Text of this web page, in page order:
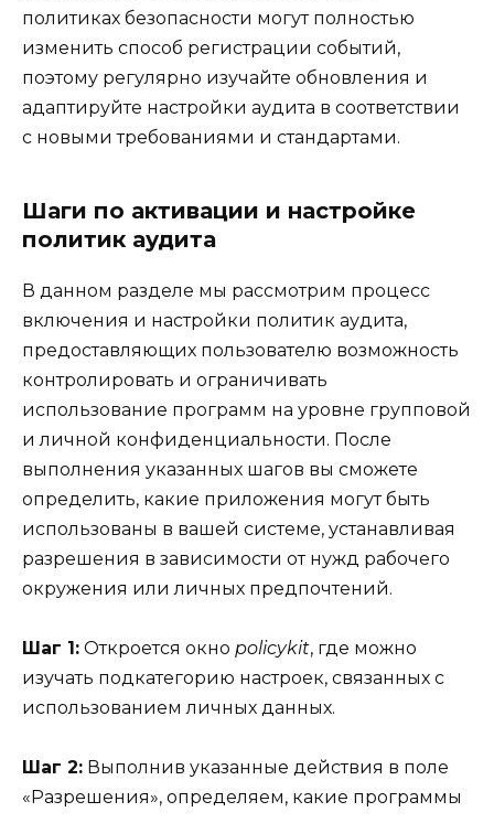
политиках безопасности могут полностью
изменить способ регистрации событий,
поэтому регулярно изучайте обновления и
адаптируйте настройки аудита в соответствии
с новыми требованиями и стандартами.
Шаги по активации и настройке
политик аудита
В данном разделе мы рассмотрим процесс
включения и настройки политик аудита,
предоставляющих пользователю возможность
контролировать и ограничивать
использование программ на уровне групповой
и личной конфиденциальности. После
выполнения указанных шагов вы сможете
определить, какие приложения могут быть
использованы в вашей системе, устанавливая
разрешения в зависимости от нужд рабочего
окружения или личных предпочтений.
Шаг 1: Откроется окно policykit, где можно
изучать подкатегорию настроек, связанных с
использованием личных данных.
Шаг 2: Выполнив указанные действия в поле
«Разрешения», определяем, какие программы